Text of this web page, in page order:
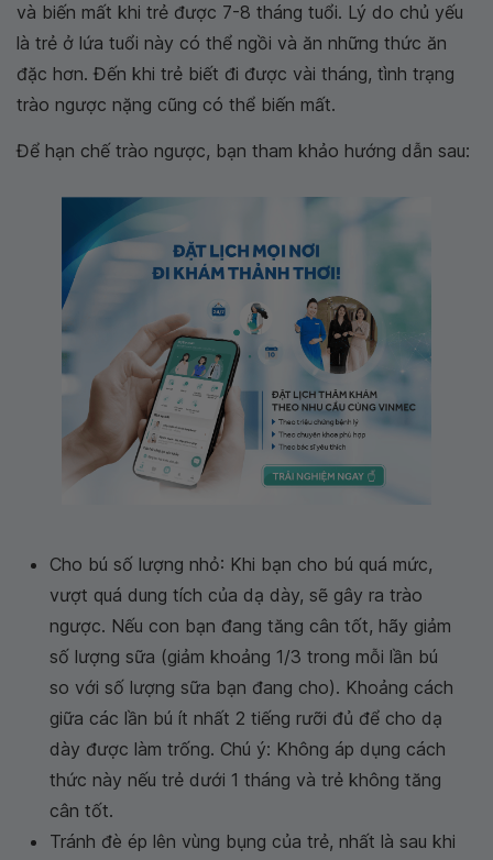
và biến mất khi trẻ được 7-8 tháng tuổi. Lý do chủ yếu
là trẻ ở lứa tuổi này có thể ngồi và ăn những thức ăn
đặc hơn. Đến khi trẻ biết đi được vài tháng, tình trạng
trào ngược nặng cũng có thể biến mất.
Để hạn chế trào ngược, bạn tham khảo hướng dẫn sau:
Cho bú số lượng nhỏ: Khi bạn cho bú quá mức,
vượt quá dung tích của dạ dày, sẽ gây ra trào
ngược. Nếu con bạn đang tăng cân tốt, hãy giảm
số lượng sữa (giảm khoảng 1/3 trong mỗi lần bú
so với số lượng sữa bạn đang cho). Khoảng cách
giữa các lần bú ít nhất 2 tiếng rưỡi đủ để cho dạ
dày được làm trống. Chú ý: Không áp dụng cách
thức này nếu trẻ dưới 1 tháng và trẻ không tăng
cân tốt.
Tránh đè ép lên vùng bụng của trẻ, nhất là sau khi